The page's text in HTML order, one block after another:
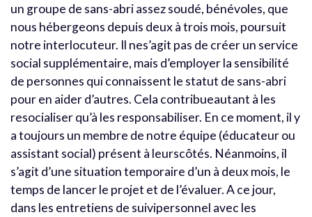
un groupe de sans-abri assez soudé, bénévoles, que
nous hébergeons depuis deux à trois mois, poursuit
notre interlocuteur. Il nes’agit pas de créer un service
social supplémentaire, mais d’employer la sensibilité
de personnes qui connaissent le statut de sans-abri
pour en aider d’autres. Cela contribueautant à les
resocialiser qu’à les responsabiliser. En ce moment, il y
a toujours un membre de notre équipe (éducateur ou
assistant social) présent à leurscôtés. Néanmoins, il
s’agit d’une situation temporaire d’un à deux mois, le
temps de lancer le projet et de l’évaluer. A ce jour,
dans les entretiens de suivipersonnel avec les